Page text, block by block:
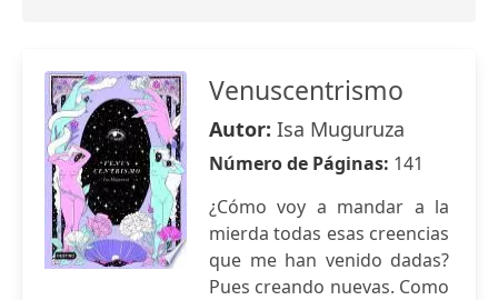
Venuscentrismo
Autor: Isa Muguruza
Número de Páginas: 141
¿Cómo voy a mandar a la
mierda todas esas creencias
que me han venido dadas?
Pues creando nuevas. Como